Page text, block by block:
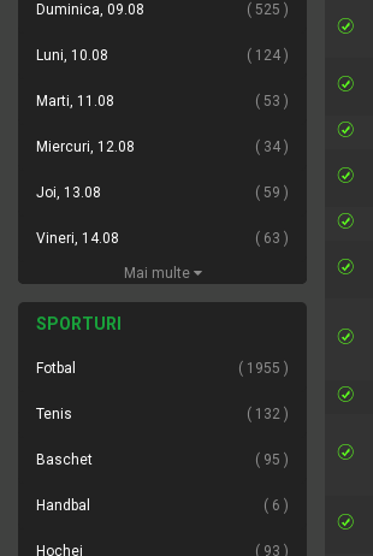
Duminica, 09.08 525
Luni, 10.08 124
Marti, 11.08 53
Miercuri, 12.08 34
Joi, 13.08 59
Vineri, 14.08 63
Mai multe
SPORTURI
Fotbal 1955
Tenis 132
Baschet 95
Handbal 6
Hochei 93